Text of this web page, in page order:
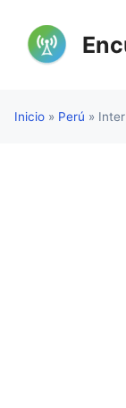
contenido
Inicio » Perú »